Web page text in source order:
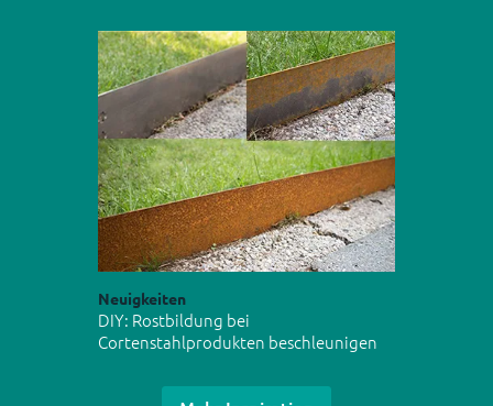
Neuigkeiten
DIY: Rostbildung bei
Cortenstahlprodukten beschleunigen